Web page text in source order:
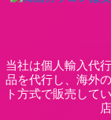
当社は個人輸入代
品を代行し、海外
ト方式で販売して